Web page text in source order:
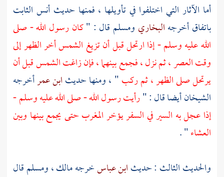
أما الآثار التي اختلفوا في تأويلها ، فمنها حديث أنس الثابت
باتفاق أخرجهالبخاري ومسلم قال : "كان رسول الله - صلى
الله عليه وسلم - إذا ارتحل قبل أن تزيغ الشمس أخر الظهر إلى
وقت العصر ، ثم نزل ، فجمع بينهما ، فإن زاغت الشمس قبل أن
يرتحل صلى الظهر ، ثم ركب" ، ومنها حديثابن عمرأخرجه
الشيخان أيضا قال : "رأيت رسول الله - صلى الله عليه وسلم -
إذا عجل به السير في السفر يؤخر المغرب حتى يجمع بينها وبين
العشاء" .
والحديث الثالث : حديثابن عباسخرجهمالك،ومسلمقال